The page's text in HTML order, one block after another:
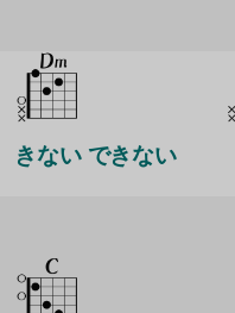
きない できない